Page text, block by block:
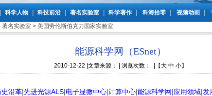
科学人物 科技前沿 著名实验室 科学著作 科海拾零 视频动画
著名实验室> 美国劳伦斯伯克力国家实验室
能源科学网（ESnet）
2010-12-22 |文章来源： | 浏览次数： 【大 中 小】
史沿革|先进光源ALS|电子显微中心|计算中心|能源科学网|应用领域|发